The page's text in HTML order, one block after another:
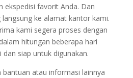
ekspedisi favorit Anda. Dan
ke alamat kantor kami.
kami segera proses dengan
hitungan beberapa hari
siap untuk digunakan.
bantuan atau informasi lainnya